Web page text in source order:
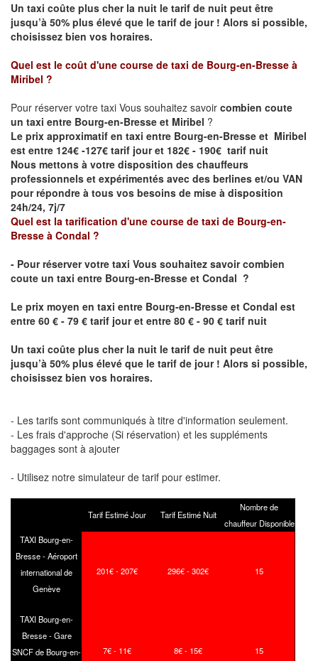
Un taxi coûte plus cher la nuit le tarif de nuit peut être
jusqu’à 50% plus élevé que le tarif de jour ! Alors si possible,
choisissez bien vos horaires.
Quel est le coût d'une course de taxi de Bourg-en-Bresse à
Miribel ?
Pour réserver votre taxi Vous souhaitez savoir combien coute
un taxi entre Bourg-en-Bresse et Miribel ?
Le prix approximatif en taxi entre Bourg-en-Bresse et Miribel
est entre 124€ -127€ tarif jour et 182€ - 190€ tarif nuit
Nous mettons à votre disposition des chauffeurs
professionnels et expérimentés avec des berlines et/ou VAN
pour répondre à tous vos besoins de mise à disposition
24h/24, 7j/7
Quel est la tarification d'une course de taxi de Bourg-en-
Bresse à Condal ?
- Pour réserver votre taxi Vous souhaitez savoircombien
coute un taxi entre Bourg-en-Bresse et Condal ?
Le prix moyen en taxi entre Bourg-en-Bresse et Condal est
entre 60 € - 79 € tarif jour et entre 80 € - 90 € tarif nuit
Un taxi coûte plus cher la nuit le tarif de nuit peut être
jusqu’à 50% plus élevé que le tarif de jour ! Alors si possible,
choisissez bien vos horaires.
- Les tarifs sont communiqués à titre d'information seulement.
- Les frais d'approche (Si réservation) et les suppléments
baggages sont à ajouter
- Utilisez notre simulateur de tarif pour estimer.
Tarif Estimé Jour Tarif Estimé Nuit
Nombre de
chauffeur Disponible
TAXI Bourg-en-
Bresse - Aéroport
international de
Genève
201€ - 207€ 296€ - 302€ 15
TAXI Bourg-en-
Bresse - Gare
SNCF de Bourg-en-
7€ - 11€ 8€ - 15€ 15